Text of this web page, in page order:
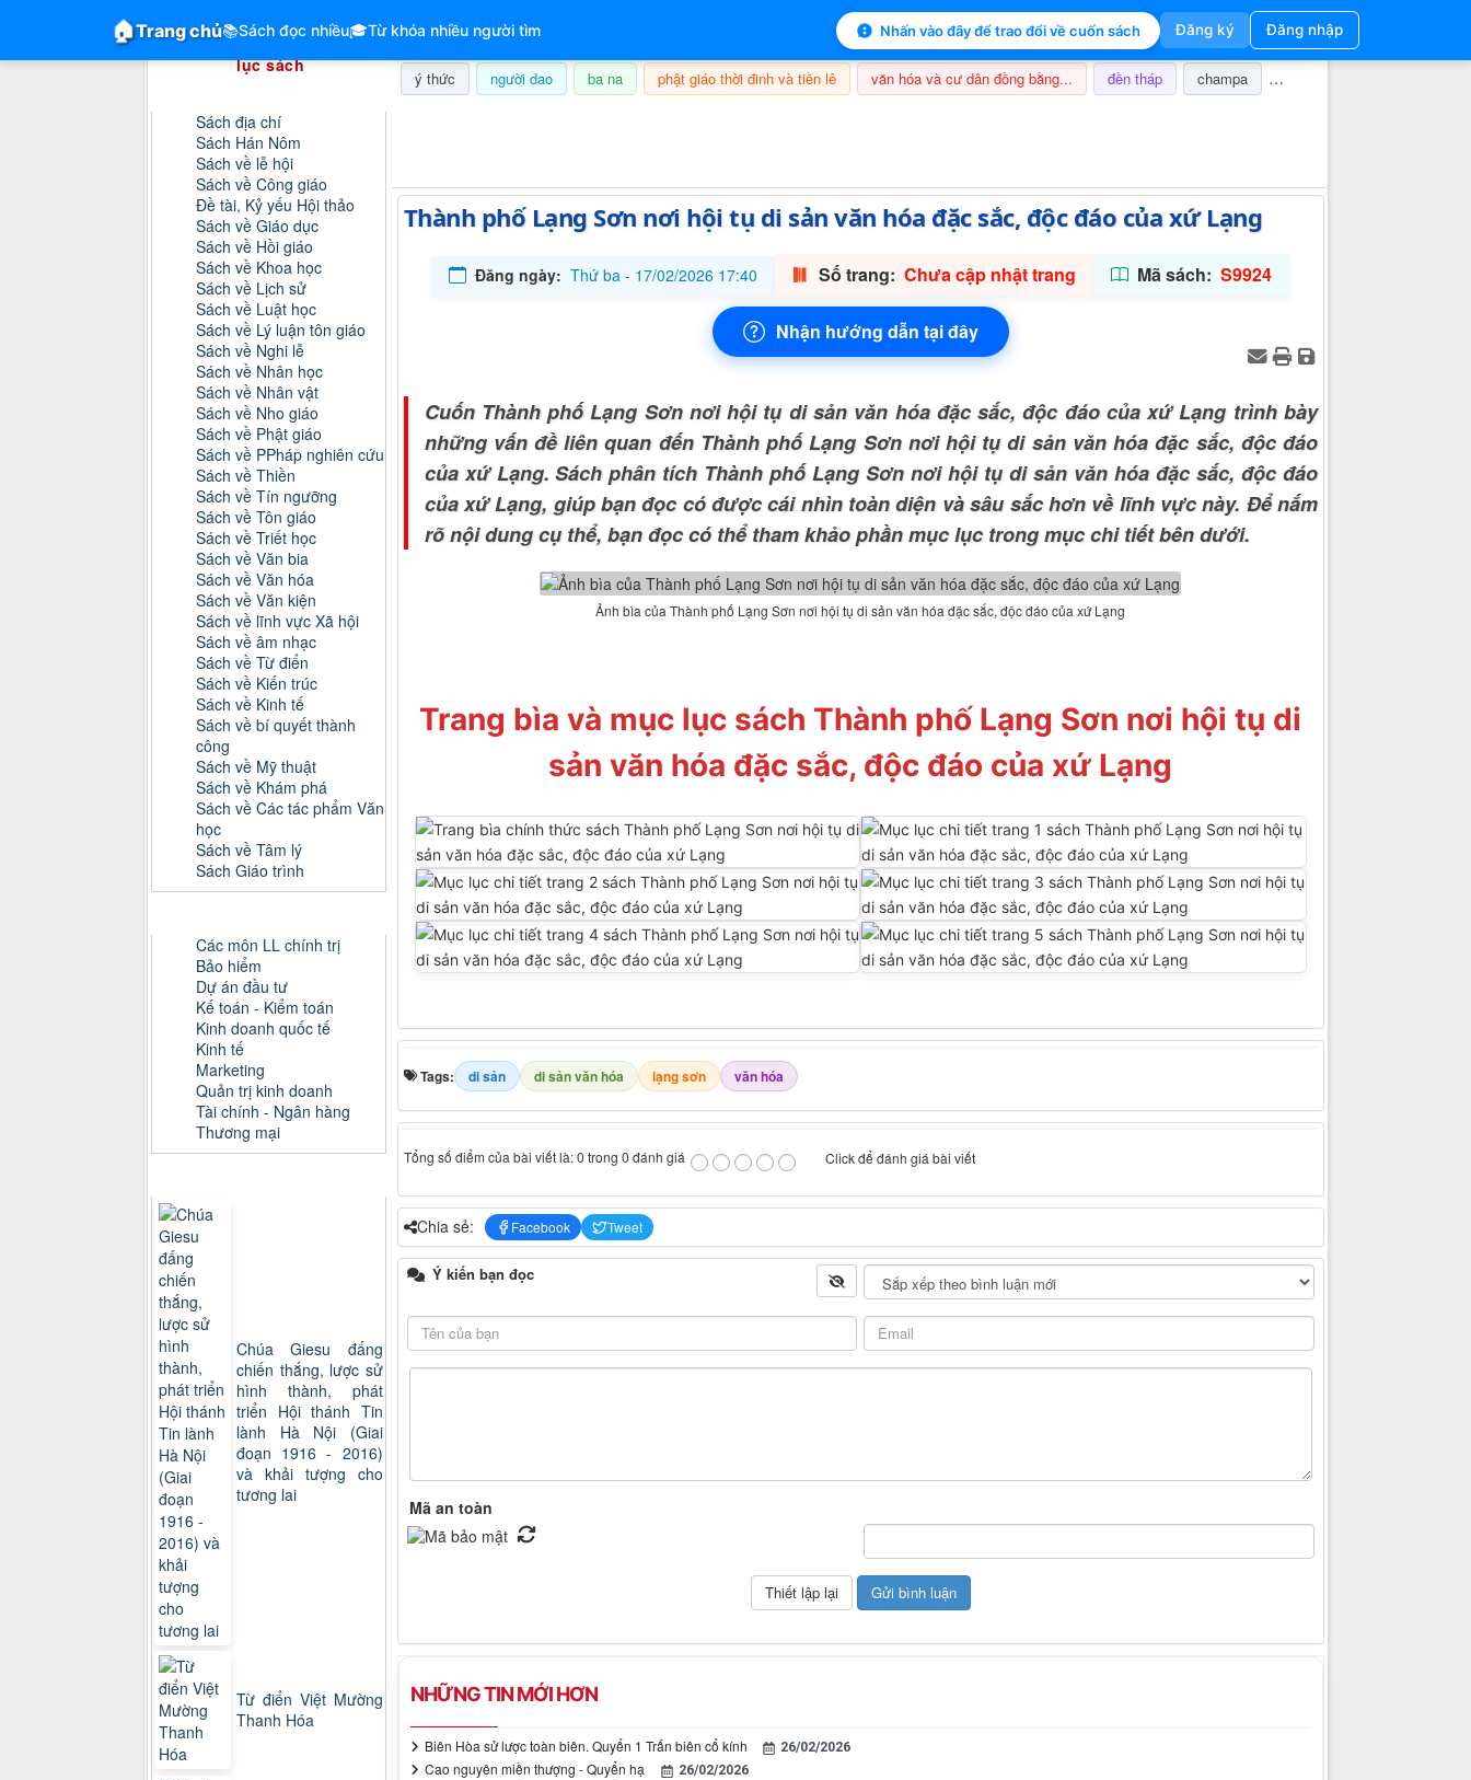
🏠Trang chủ📚Sách đọc nhiều🎓Từ khóa nhiều người tìm Nhấn vào đây để trao đổi về cuốn sách Đăng ký Đăng nhập
ý thức người dao ba na phật giáo thời đinh và tiền lê văn hóa và cư dân đồng bằng... đền tháp champa nghi lễ
Thành phố Lạng Sơn nơi hội tụ di sản văn hóa đặc sắc, độc đáo của xứ Lạng
Đăng ngày: Thứ ba - 17/02/2026 17:40 Số trang: Chưa cập nhật trang Mã sách: S9924
Nhận hướng dẫn tại đây
Cuốn Thành phố Lạng Sơn nơi hội tụ di sản văn hóa đặc sắc, độc đáo của xứ Lạng trình bày
những vấn đề liên quan đến Thành phố Lạng Sơn nơi hội tụ di sản văn hóa đặc sắc, độc đáo
của xứ Lạng. Sách phân tích Thành phố Lạng Sơn nơi hội tụ di sản văn hóa đặc sắc, độc đáo
của xứ Lạng, giúp bạn đọc có được cái nhìn toàn diện và sâu sắc hơn về lĩnh vực này. Để nắm
rõ nội dung cụ thể, bạn đọc có thể tham khảo phần mục lục trong mục chi tiết bên dưới.
Ảnh bìa của Thành phố Lạng Sơn nơi hội tụ di sản văn hóa đặc sắc, độc đáo của xứ Lạng
Trang bìa và mục lục sách Thành phố Lạng Sơn nơi hội tụ di
sản văn hóa đặc sắc, độc đáo của xứ Lạng
Tags: di sản di sản văn hóa lạng sơn văn hóa
Tổng số điểm của bài viết là: 0 trong 0 đánh giá Click để đánh giá bài viết
Chia sẻ: Facebook Tweet
Ý kiến bạn đọc
Mã an toàn
NHỮNG TIN MỚI HƠN
Biên Hòa sử lược toàn biên. Quyển 1 Trấn biên cổ kính 26/02/2026
Cao nguyên miền thượng - Quyển hạ 26/02/2026
Hệ thống hóa tài liệu & mục
lục sách
Sách địa chí
Sách Hán Nôm
Sách về lễ hội
Sách về Công giáo
Đề tài, Kỷ yếu Hội thảo
Sách về Giáo dục
Sách về Hồi giáo
Sách về Khoa học
Sách về Lịch sử
Sách về Luật học
Sách về Lý luận tôn giáo
Sách về Nghi lễ
Sách về Nhân học
Sách về Nhân vật
Sách về Nho giáo
Sách về Phật giáo
Sách về PPháp nghiên cứu
Sách về Thiền
Sách về Tín ngưỡng
Sách về Tôn giáo
Sách về Triết học
Sách về Văn bia
Sách về Văn hóa
Sách về Văn kiện
Sách về lĩnh vực Xã hội
Sách về âm nhạc
Sách về Từ điển
Sách về Kiến trúc
Sách về Kinh tế
Sách về bí quyết thành
công
Sách về Mỹ thuật
Sách về Khám phá
Sách về Các tác phẩm Văn
học
Sách về Tâm lý
Sách Giáo trình
Các môn LL chính trị
Bảo hiểm
Dự án đầu tư
Kế toán - Kiểm toán
Kinh doanh quốc tế
Kinh tế
Marketing
Quản trị kinh doanh
Tài chính - Ngân hàng
Thương mại
Chúa Giesu đấng
chiến thắng, lược sử
hình thành, phát
triển Hội thánh Tin
lành Hà Nội (Giai
đoạn 1916 - 2016)
và khải tượng cho
tương lai
Từ điển Việt Mường
Thanh Hóa